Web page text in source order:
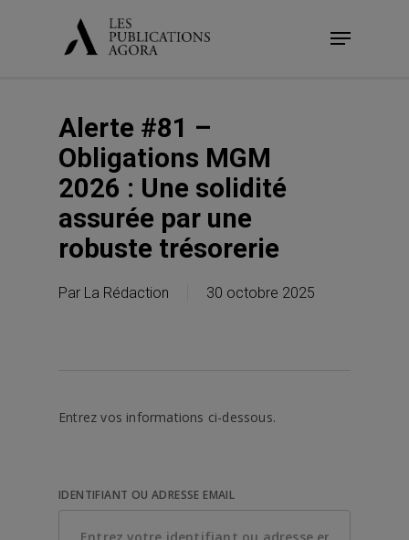
Menu
Alerte #81 –
Obligations MGM
2026 : Une solidité
assurée par une
robuste trésorerie
Par La Rédaction 30 octobre 2025
Entrez vos informations ci-dessous.
IDENTIFIANT OU ADRESSE EMAIL